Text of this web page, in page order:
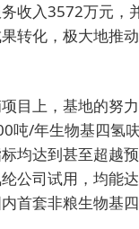
收入3572万元，
转化，极大地推
目上，基地的努
吨/年生物基四氢
均达到甚至超越
公司试用，均能
首套非粮生物基